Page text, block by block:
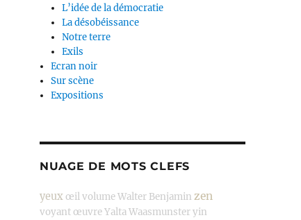
L’idée de la démocratie
La désobéissance
Notre terre
Exils
Ecran noir
Sur scène
Expositions
NUAGE DE MOTS CLEFS
yeux œilvolumeWalter Benjamin zen
voyant œuvreYaltaWaasmunsteryin